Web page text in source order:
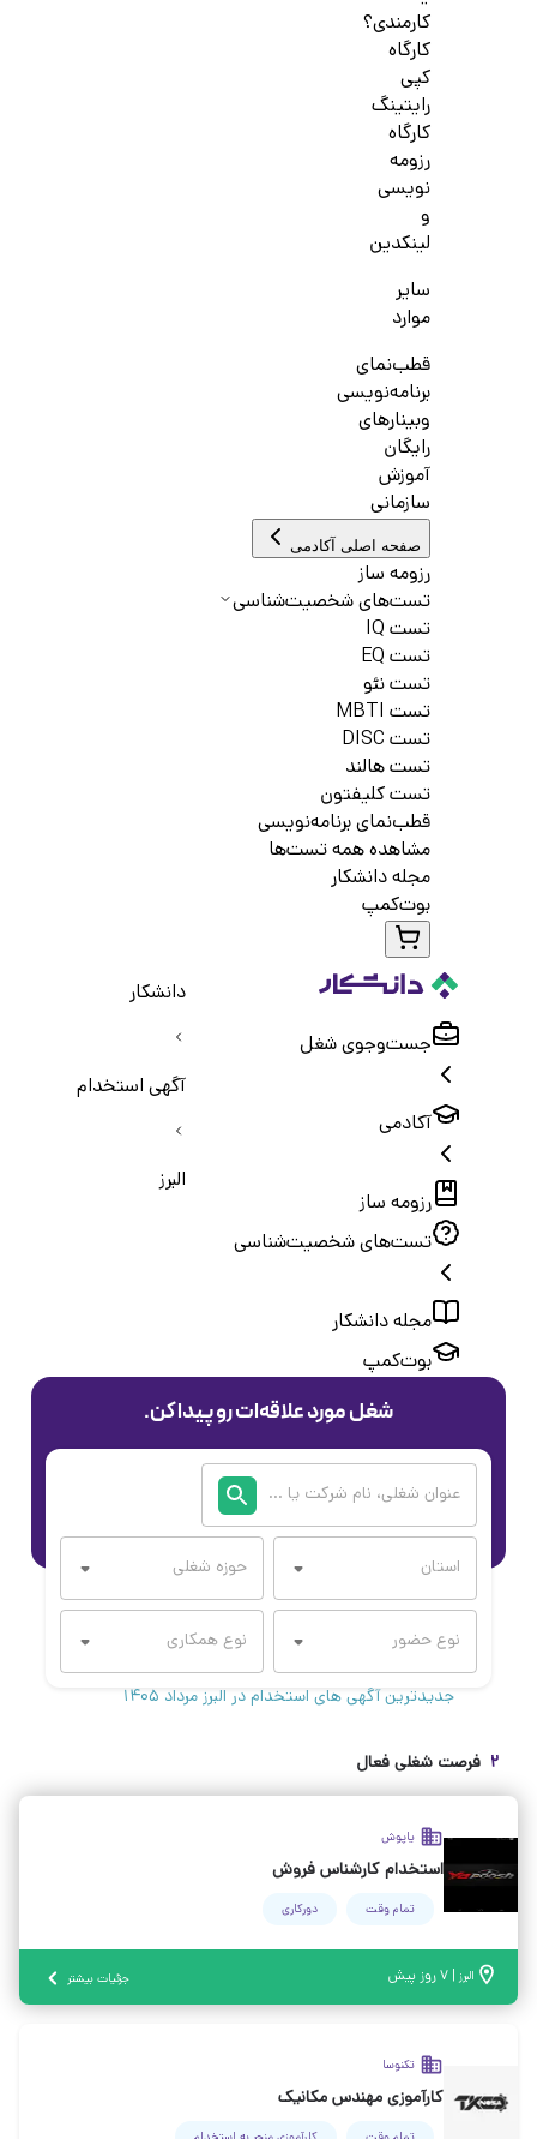
کارمندی؟
کارگاه
کپی
رایتینگ
کارگاه
رزومه
نویسی
و
لینکدین
سایر
موارد
قطب‌نمای
برنامه‌نویسی
وبینارهای
رایگان
آموزش
سازمانی
صفحه اصلی آکادمی
رزومه ساز
تست‌های شخصیت‌شناسی
تست IQ
تست EQ
تست نئو
تست MBTI
تست DISC
تست هالند
تست کلیفتون
قطب‌نمای برنامه‌نویسی
مشاهده همه تست‌ها
مجله دانشکار
بوت‌کمپ
جست‌و‌جوی شغل
آکادمی
رزومه ساز
تست‌های شخصیت‌شناسی
مجله دانشکار
بوت‌کمپ
دانشکار
آگهی استخدام
البرز
شغل مورد علاقه‌ات رو پیدا کن.
جدیدترین آگهی های استخدام در البرز مرداد ۱۴۰۵
۲ فرصت شغلی فعال
یاپوش
استخدام کارشناس فروش
تمام وقت دورکاری
البرز | ۷ روز پیش جزئیات بیشتر
تكنوسا
کارآموزی مهندس مکانیک